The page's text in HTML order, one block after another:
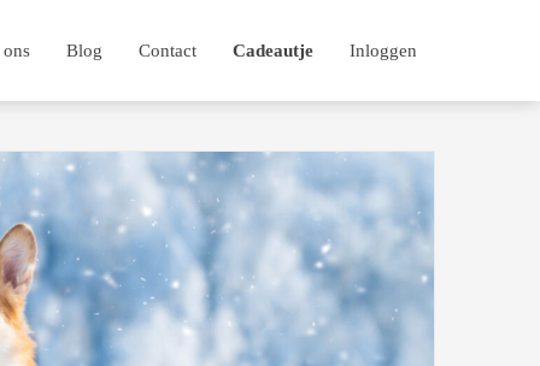
Blog Contact Cadeautje Inloggen